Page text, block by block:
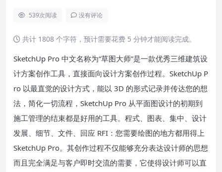
539次阅读 没有评论
共计 1808 个字符，预计需要花费 5 分钟才能阅读完成。
SketchUp Pro 中文名称为“草图大师”是一款优秀三维建筑设
计方案创作工具，直接面向设计方案创作过程。SketchUp P
ro 以最直觉的设计方式，能以 3D 的形式记录并传达您的想
法，简化一切流程，SketchUp Pro 从平面图设计的初期到
施工管理的结束都是好用的工具。程式、图表、集中、设计
发展、细节、文件、回应 RFI：您需要绘图的地方都用得上
SketchUp Pro。其创作过程不仅能够充分表达设计师的思想
而且完全满足与客户即时交流的需要，它使得设计师可以直